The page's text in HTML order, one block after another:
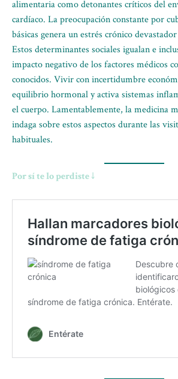
alimentaria como detonantes críticos del
cardíaco. La preocupación constante por
básicas genera un estrés crónico
Estos determinantes sociales igualan e
impacto negativo de los factores médicos
conocidos. Vivir con incertidumbre
equilibrio hormonal y activa sistemas
el cuerpo. Lamentablemente, la medicina
indaga sobre estos aspectos durante las
habituales.
Por sí te lo perdiste ↓